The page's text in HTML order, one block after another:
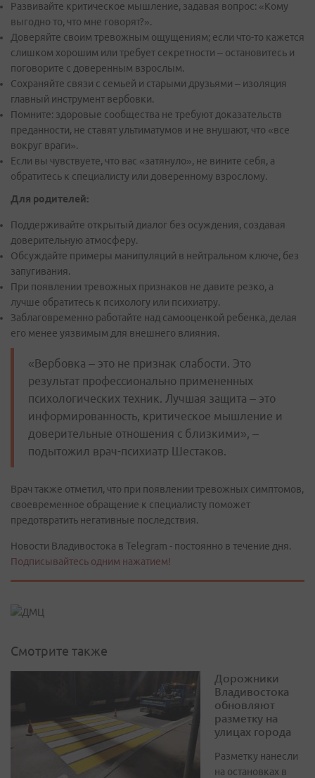
Развивайте критическое мышление, задавая вопрос: «Кому
выгодно то, что мне говорят?».
Доверяйте своим тревожным ощущениям; если что-то кажется
слишком хорошим или требует секретности – остановитесь и
поговорите с доверенным взрослым.
Сохраняйте связи с семьей и старыми друзьями – изоляция
главный инструмент вербовки.
Помните: здоровые сообщества не требуют доказательств
преданности, не ставят ультиматумов и не внушают, что «все
вокруг враги».
Если вы чувствуете, что вас «затянуло», не вините себя, а
обратитесь к специалисту или доверенному взрослому.
Для родителей:
Поддерживайте открытый диалог без осуждения, создавая
доверительную атмосферу.
Обсуждайте примеры манипуляций в нейтральном ключе, без
запугивания.
При появлении тревожных признаков не давите резко, а
лучше обратитесь к психологу или психиатру.
Заблаговременно работайте над самооценкой ребенка, делая
его менее уязвимым для внешнего влияния.
«Вербовка – это не признак слабости. Это
результат профессионально примененных
психологических техник. Лучшая защита – это
информированность, критическое мышление и
доверительные отношения с близкими», –
подытожил врач-психиатр Шестаков.
Врач также отметил, что при появлении тревожных симптомов,
своевременное обращение к специалисту поможет
предотвратить негативные последствия.
Новости Владивостока в Telegram - постоянно в течение дня.
Подписывайтесь одним нажатием!
Смотрите также
Дорожники
Владивостока
обновляют
разметку на
улицах города
Разметку нанесли
на остановках в